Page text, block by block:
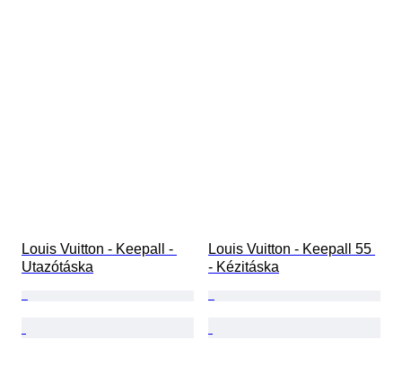
Louis Vuitton - Keepall -
Utazótáska
Louis Vuitton - Keepall 55
- Kézitáska